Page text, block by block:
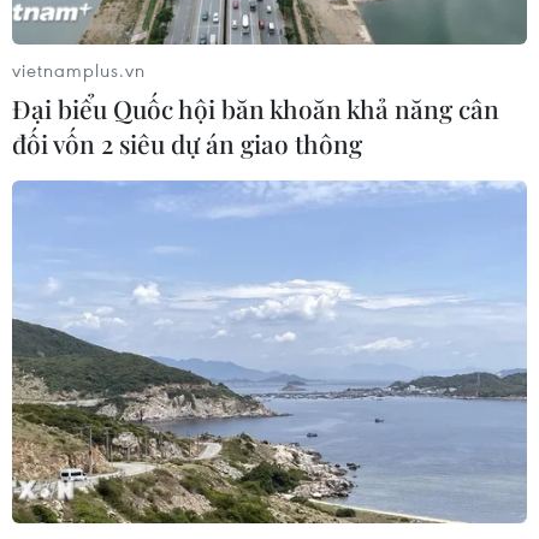
nhiều tuyến giao thông trước mùa
mưa bão
06/08/2026 02:23
Xe tải cẩu tông sập cầu Đắk Lung tại
Đồng Nai, hai người thoát nạn
Nhiều chuyến bay tại Đức chuyển
hướng do vật thể bay gần đường
băng
05/08/2026 10:54
Thành phố Hồ Chí Minh: Hàng chục
vietnamplus.vn
Đại biểu Quốc hội băn khoăn khả năng cân
đối vốn 2 siêu dự án giao thông